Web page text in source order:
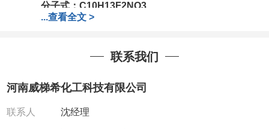
分子式： C10H13F2NO3
分子量：233.21
1Mg ; 5Mg;10Mg ;100Mg;250Mg ;500Mg
;1g;2.5g ;5g ;10g可根据客户需求进行分装
作中有用到的试剂,欢迎前来询购
全额退款,并承担所有运费。
...查看全文 >
联系我们
河南威梯希化工科技有限公司
联系人 沈经理